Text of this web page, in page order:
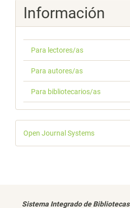
Información
Para lectores/as
Para autores/as
Para bibliotecarios/as
Desarrollado
por
Open Journal Systems
Sistema Integrado de Bibliotecas